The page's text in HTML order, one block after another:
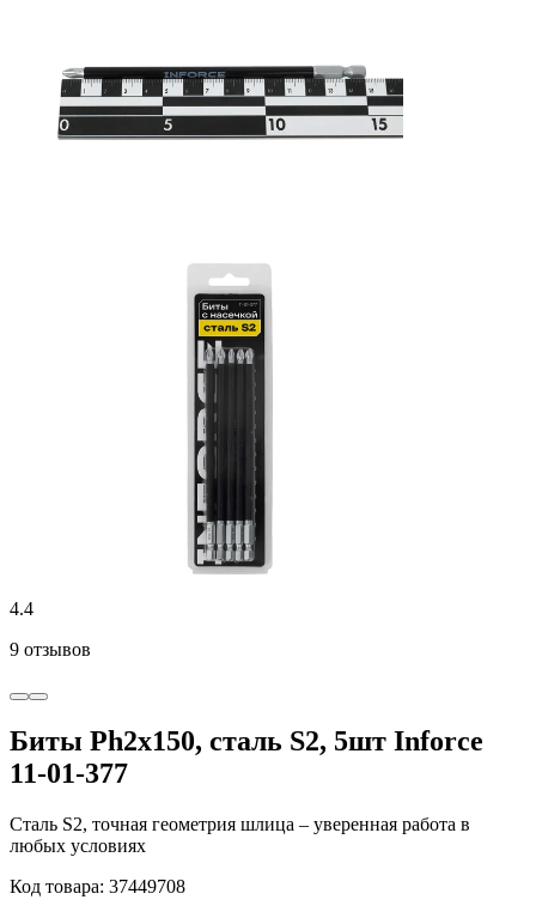
4.4
9 отзывов
Биты Ph2x150, сталь S2, 5шт Inforce
11-01-377
Сталь S2, точная геометрия шлица – уверенная работа в
любых условиях
Код товара: 37449708